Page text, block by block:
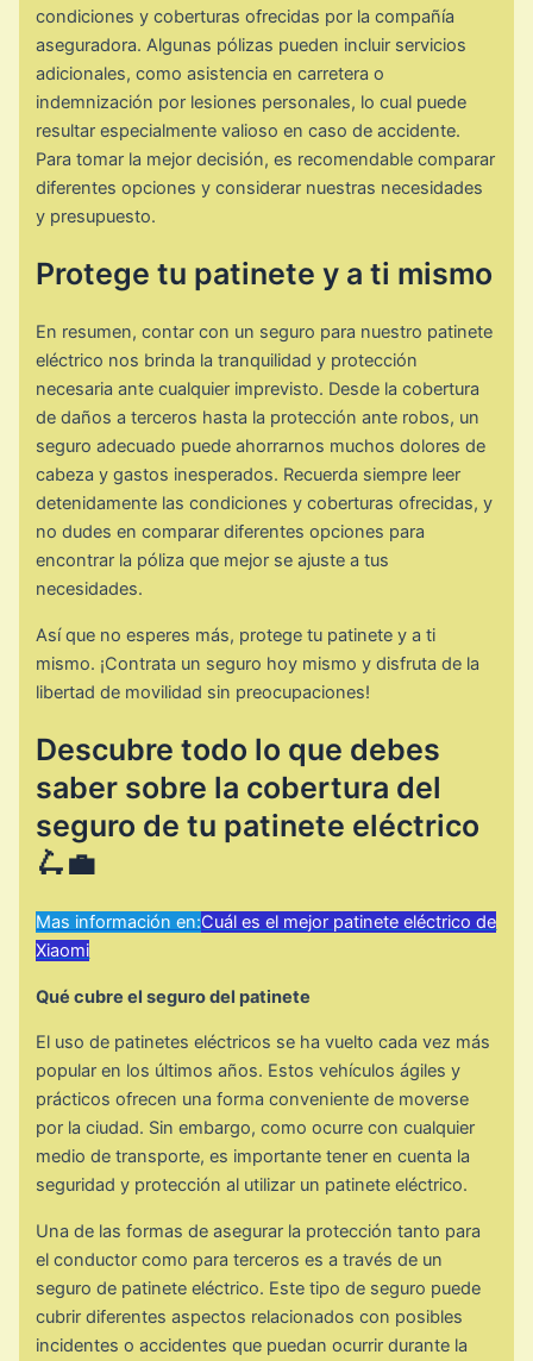
condiciones y coberturas ofrecidas por la compañía
aseguradora. Algunas pólizas pueden incluir servicios
adicionales, como asistencia en carretera o
indemnización por lesiones personales, lo cual puede
resultar especialmente valioso en caso de accidente.
Para tomar la mejor decisión, es recomendable comparar
diferentes opciones y considerar nuestras necesidades
y presupuesto.
Protege tu patinete y a ti mismo
En resumen, contar con un seguro para nuestro patinete
eléctrico nos brinda la tranquilidad y protección
necesaria ante cualquier imprevisto. Desde la cobertura
de daños a terceros hasta la protección ante robos, un
seguro adecuado puede ahorrarnos muchos dolores de
cabeza y gastos inesperados. Recuerda siempre leer
detenidamente las condiciones y coberturas ofrecidas, y
no dudes en comparar diferentes opciones para
encontrar la póliza que mejor se ajuste a tus
necesidades.
Así que no esperes más, protege tu patinete y a ti
mismo. ¡Contrata un seguro hoy mismo y disfruta de la
libertad de movilidad sin preocupaciones!
Descubre todo lo que debes
saber sobre la cobertura del
seguro de tu patinete eléctrico
🛴💼
Mas información en:Cuál es el mejor patinete eléctrico de
Xiaomi
Qué cubre el seguro del patinete
El uso de patinetes eléctricos se ha vuelto cada vez más
popular en los últimos años. Estos vehículos ágiles y
prácticos ofrecen una forma conveniente de moverse
por la ciudad. Sin embargo, como ocurre con cualquier
medio de transporte, es importante tener en cuenta la
seguridad y protección al utilizar un patinete eléctrico.
Una de las formas de asegurar la protección tanto para
el conductor como para terceros es a través de un
seguro de patinete eléctrico. Este tipo de seguro puede
cubrir diferentes aspectos relacionados con posibles
incidentes o accidentes que puedan ocurrir durante la